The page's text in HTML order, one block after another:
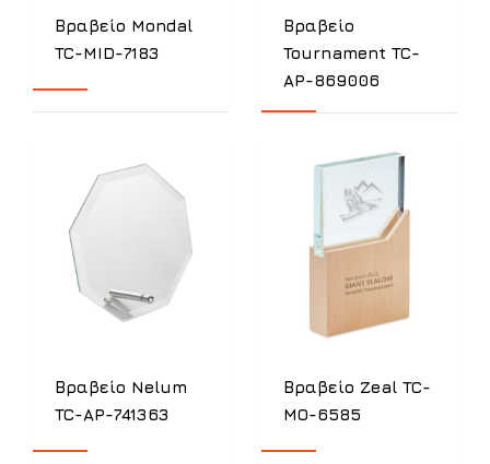
Βραβείο Mondal
TC-MID-7183
Βραβείο
Tournament TC-
AP-869006
Βραβείο Nelum
TC-AP-741363
Βραβείο Zeal TC-
MO-6585